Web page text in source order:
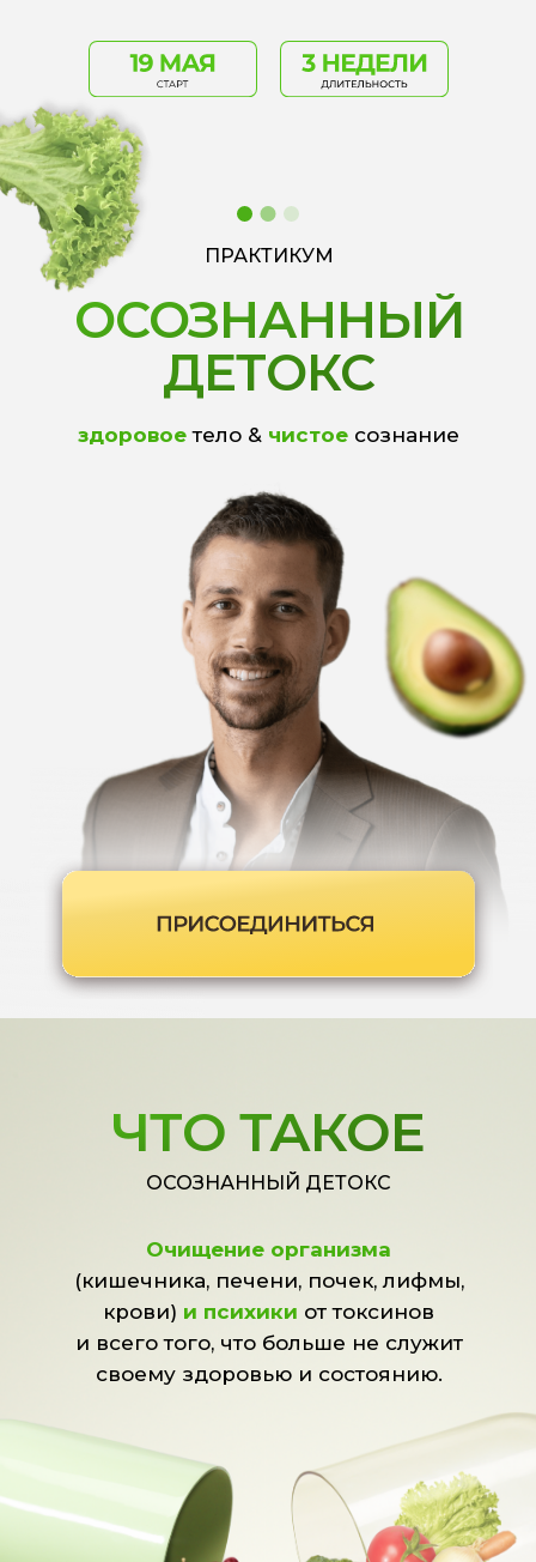
ОСОЗНАННЫЙ
ДЕТОКС
здоровое тело & чистое сознание
ПРАКТИКУМ
ЧТО ТАКОЕ
Очищение организма
(кишечника, печени, почек, лифмы,
крови) и психики от токсинов
и всего того, что больше не служит
своему здоровью и состоянию.
ОСОЗНАННЫЙ ДЕТОКС